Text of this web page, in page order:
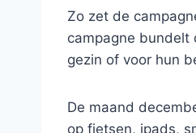
Zo zet de
campagne bundelt
gezin of voor hun
De maand
op fietsen, ipads,